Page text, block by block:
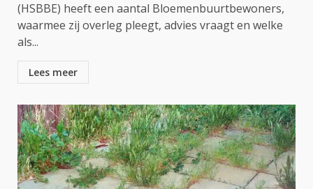
(HSBBE) heeft een aantal Bloemenbuurtbewoners,
waarmee zij overleg pleegt, advies vraagt en welke
als...
Lees meer